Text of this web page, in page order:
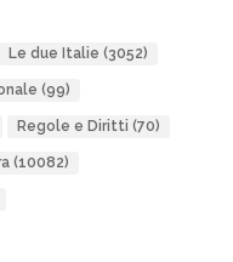
Le due Italie (3052)
(99)
Regole e Diritti (70)
(10082)